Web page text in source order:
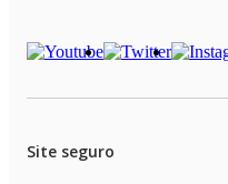
Site seguro